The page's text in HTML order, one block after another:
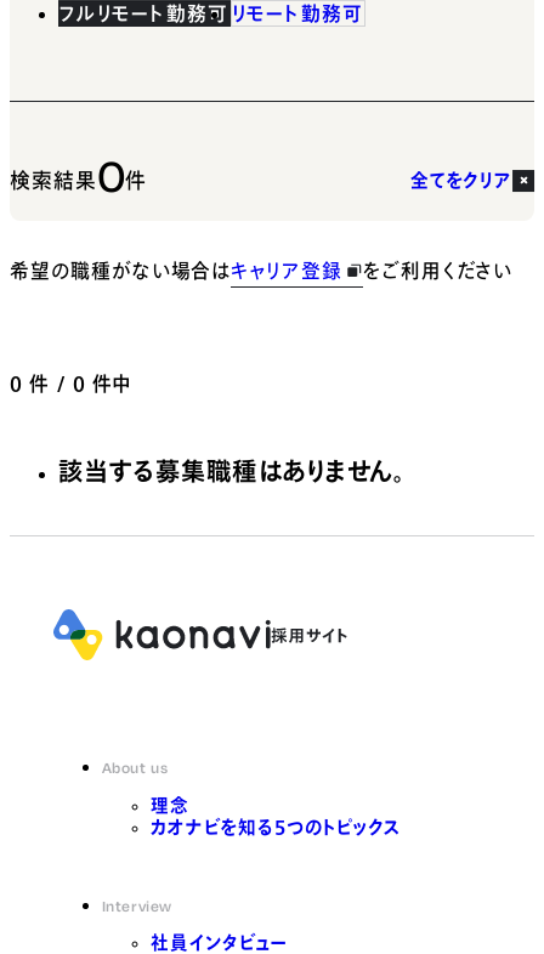
フルリモート勤務可 リモート勤務可
検索結果0件 全てをクリア
希望の職種がない場合はキャリア登録 をご利用ください
0 件 / 0 件中
該当する募集職種はありません。
About us
理念
カオナビを知る5つのトピックス
Interview
社員インタビュー